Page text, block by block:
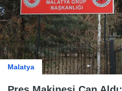
Malatya